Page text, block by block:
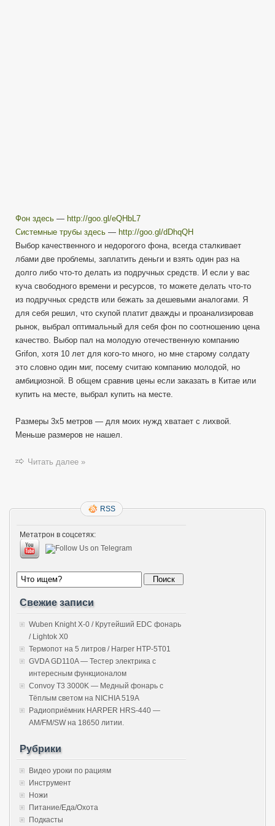
Фон здесь — http://goo.gl/eQHbL7
Системные трубы здесь — http://goo.gl/dDhqQH
Выбор качественного и недорогого фона, всегда сталкивает
лбами две проблемы, заплатить деньги и взять один раз на
долго либо что-то делать из подручных средств. И если у вас
куча свободного времени и ресурсов, то можете делать что-то
из подручных средств или бежать за дешевыми аналогами. Я
для себя решил, что скупой платит дважды и проанализировав
рынок, выбрал оптимальный для себя фон по соотношению цена
качество. Выбор пал на молодую отечественную компанию
Grifon, хотя 10 лет для кого-то много, но мне старому солдату
это словно один миг, посему считаю компанию молодой, но
амбициозной. В общем сравнив цены если заказать в Китае или
купить на месте, выбрал купить на месте.
Размеры 3х5 метров — для моих нужд хватает с лихвой.
Меньше размеров не нашел.
Читать далее »
RSS
Метатрон в соцсетях:
Свежие записи
Wuben Knight X-0 / Крутейший EDC фонарь
/ Lightok X0
Термопот на 5 литров / Harper HTP-5T01
GVDA GD110A — Тестер электрика с
интересным функционалом
Convoy T3 3000K — Медный фонарь с
Тёплым светом на NICHIA 519A
Радиоприёмник HARPER HRS-440 —
AM/FM/SW на 18650 литии.
Рубрики
Видео уроки по рациям
Инструмент
Ножи
Питание/Еда/Охота
Подкасты